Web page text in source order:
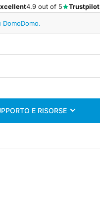
4.9 out of 5 Trustpilot
E RISORSE